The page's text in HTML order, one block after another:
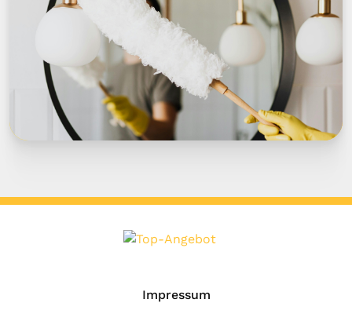
Impressum